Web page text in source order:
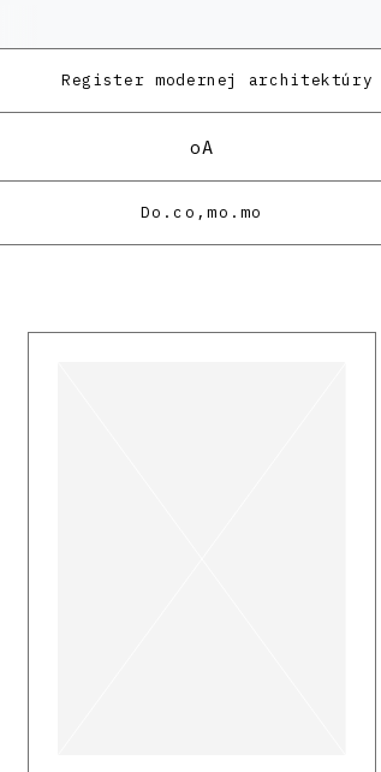
Register modernej architektúry
oA
Do.co,mo.mo